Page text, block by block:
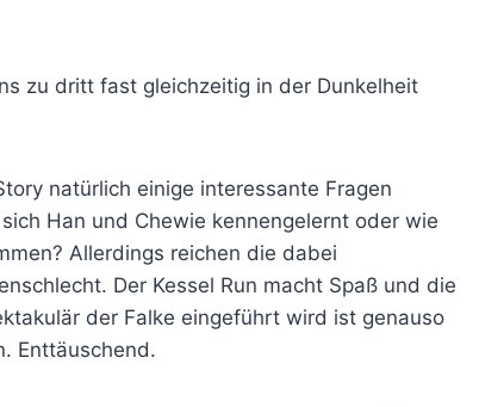
zu dritt fast gleichzeitig in der Dunkelheit
natürlich einige interessante Fragen
Han und Chewie kennengelernt oder wie
Allerdings reichen die dabei
Der Kessel Run macht Spaß und die
der Falke eingeführt wird ist genauso
Enttäuschend.